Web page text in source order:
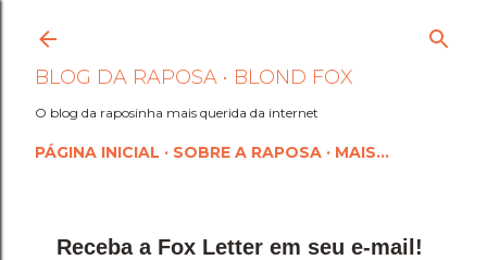
Pular para o conteúdo
BLOG DA RAPOSA • BLOND FOX
O blog da raposinha mais querida da internet
PÁGINA INICIAL SOBRE A RAPOSA MAIS…
Receba a Fox Letter em seu e-mail!